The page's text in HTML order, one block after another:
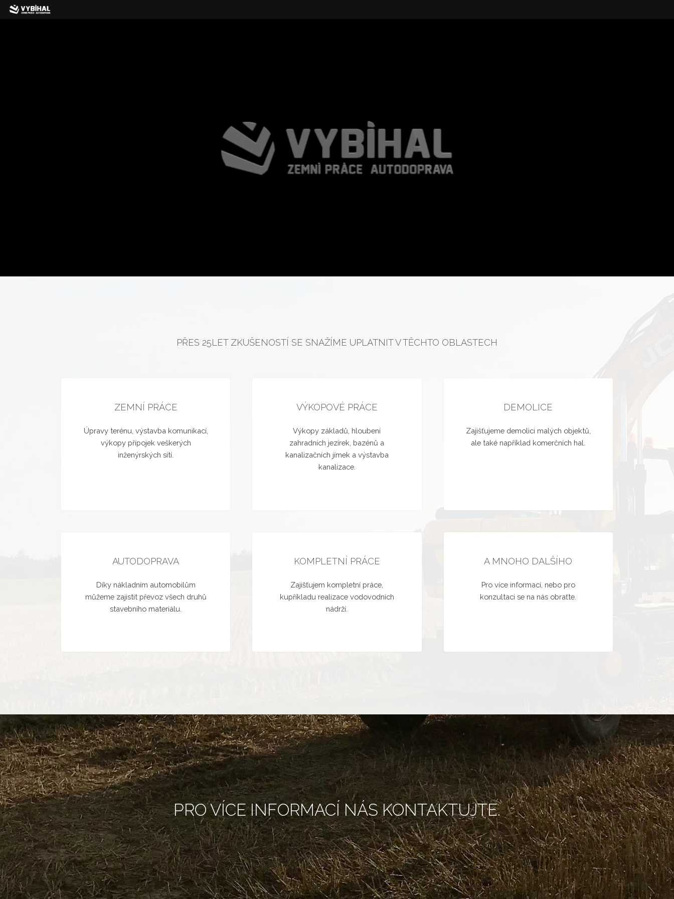
PŘES 25LET ZKUŠENOSTÍ SE SNAŽÍME UPLATNIT V TĚCHTO OBLASTECH
ZEMNÍ PRÁCE
Úpravy terénu, výstavba komunikací,
výkopy přípojek veškerých
inženýrských sítí.
VÝKOPOVÉ PRÁCE
Výkopy základů, hloubení
zahradních jezírek, bazénů a
kanalizačních jímek a výstavba
kanalizace.
DEMOLICE
Zajišťujeme demolici malých objektů,
ale také například komerčních hal.
AUTODOPRAVA
Díky nákladním automobilům
můžeme zajistit převoz všech druhů
stavebního materiálu.
KOMPLETNÍ PRÁCE
Zajišťujem kompletní práce,
kupříkladu realizace vodovodních
nádrží.
A MNOHO DALŠÍHO
Pro více informací, nebo pro
konzultaci se na nás obraťte.
PRO VÍCE INFORMACÍ NÁS KONTAKTUJTE.